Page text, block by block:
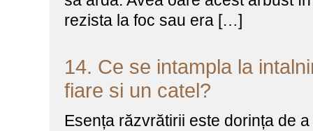
rezista la foc sau era […]
14. Ce se intampla la
fiare si un catel?
Esența răzvrătirii este dorința de